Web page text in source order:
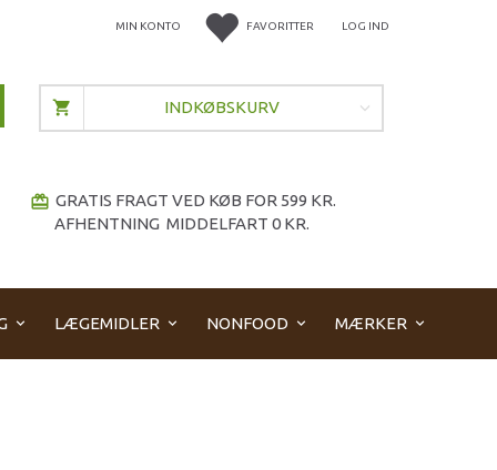
FAVORITTER LOG IND
MIN KONTO
redeem GRATIS FRAGT VED KØB FOR 599 KR.
AFHENTNING MIDDELFART 0 KR.
INDKØBSKURV
LÆGEMIDLER NONFOOD MÆRKER